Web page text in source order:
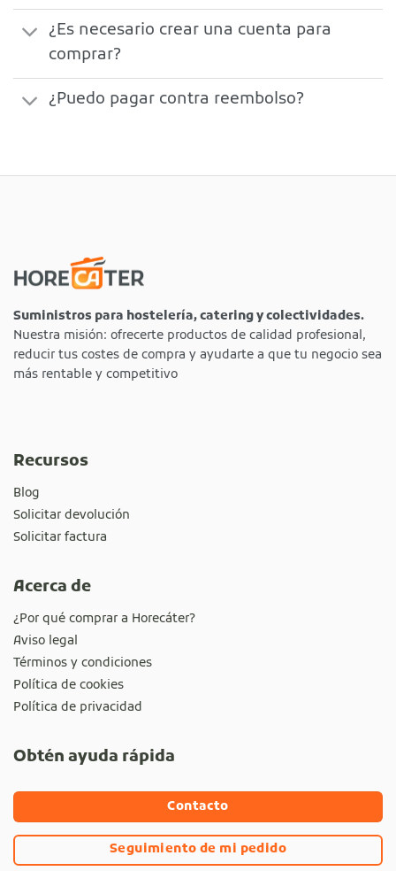
¿Es necesario crear una cuenta para
comprar?
¿Puedo pagar contra reembolso?
Suministros para hostelería, catering y colectividades.
Nuestra misión: ofrecerte productos de calidad profesional,
reducir tus costes de compra y ayudarte a que tu negocio sea
más rentable y competitivo
Recursos
Blog
Solicitar devolución
Solicitar factura
Acerca de
¿Por qué comprar a Horecáter?
Aviso legal
Términos y condiciones
Política de cookies
Política de privacidad
Obtén ayuda rápida
Contacto
Seguimiento de mi pedido